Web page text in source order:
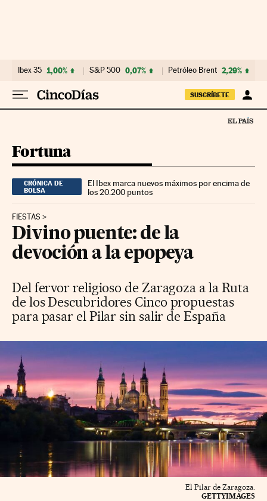
Ibex 35 1,00% S&P 500 0,07% Petróleo Brent 2,29%
SUSCRÍBETE
Fortuna
CRÓNICA DE
BOLSA
El Ibex marca nuevos máximos por encima de
los 20.200 puntos
FIESTAS
Divino puente: de la
devoción a la epopeya
Del fervor religioso de Zaragoza a la Ruta
de los Descubridores Cinco propuestas
para pasar el Pilar sin salir de España
El Pilar de Zaragoza.
GETTYIMAGES